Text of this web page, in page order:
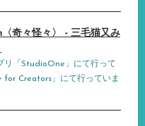
奇々怪々〉 - 三毛猫又み
リ「StudioOne」にて行って
Creators」にて行っていま